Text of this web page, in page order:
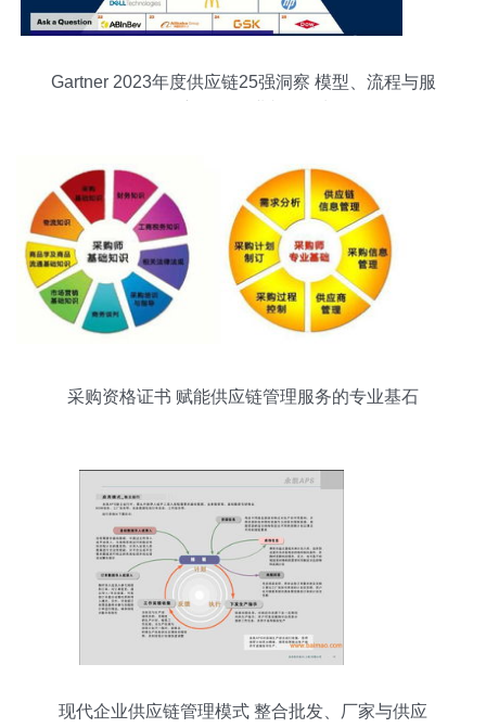
Gartner 2023年度供应链25强洞察 模型、流程与服
采购资格证书 赋能供应链管理服务的专业基石
现代企业供应链管理模式 整合批发、厂家与供应